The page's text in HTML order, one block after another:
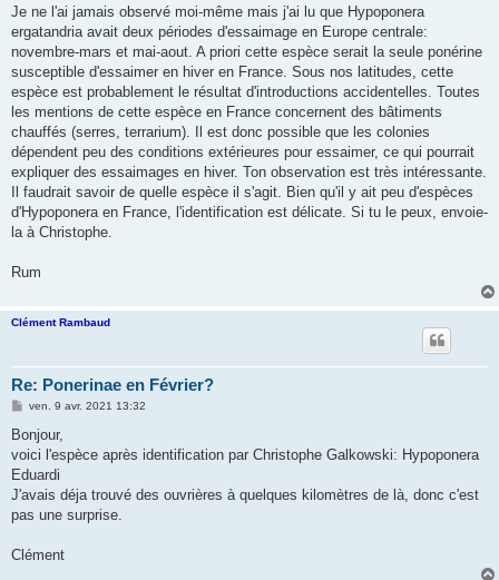
g
Je ne l'ai jamais observé moi-même mais j'ai lu que Hypoponera
ergatandria avait deux périodes d'essaimage en Europe centrale:
novembre-mars et mai-aout. A priori cette espèce serait la seule ponérine
susceptible d'essaimer en hiver en France. Sous nos latitudes, cette
espèce est probablement le résultat d'introductions accidentelles. Toutes
les mentions de cette espèce en France concernent des bâtiments
chauffés (serres, terrarium). Il est donc possible que les colonies
dépendent peu des conditions extérieures pour essaimer, ce qui pourrait
expliquer des essaimages en hiver. Ton observation est très intéressante.
Il faudrait savoir de quelle espèce il s'agit. Bien qu'il y ait peu d'espèces
d'Hypoponera en France, l'identification est délicate. Si tu le peux, envoie-
la à Christophe.
Rum
Clément Rambaud
Re: Ponerinae en Février?
M
s
a
g
ven. 9 avr. 2021 13:32
Bonjour,
voici l'espèce après identification par Christophe Galkowski: Hypoponera
Eduardi
J'avais déja trouvé des ouvrières à quelques kilomètres de là, donc c'est
pas une surprise.
Clément